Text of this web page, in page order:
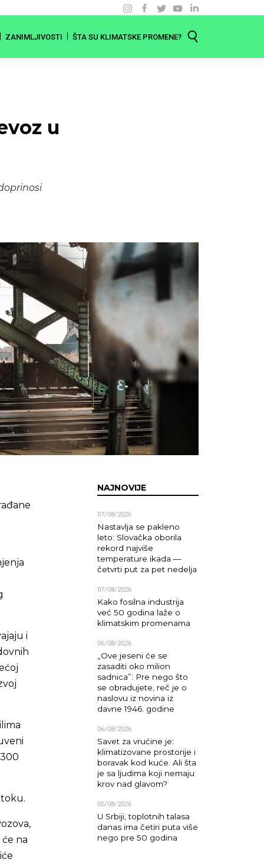
ZANIMLJIVOSTI ŠTA SU KLIMATSKE PROMENE?
u
i
će na
NAJNOVIJE
07/08/2026
Nastavlja se pakleno
leto: Slovačka oborila
rekord najviše
temperature ikada —
četvrti put za pet nedelja
07/08/2026
Kako fosilna industrija
već 50 godina laže o
klimatskim promenama
06/08/2026
„Ove jeseni će se
zasaditi oko milion
sadnica”: Pre nego što
se obradujete, reč je o
naslovu iz novina iz
davne 1946. godine
06/08/2026
Savet za vrućine je:
klimatizovane prostorije i
boravak kod kuće. Ali šta
je sa ljudima koji nemaju
krov nad glavom?
05/08/2026
U Srbiji, toplotnih talasa
danas ima četiri puta više
nego pre 50 godina